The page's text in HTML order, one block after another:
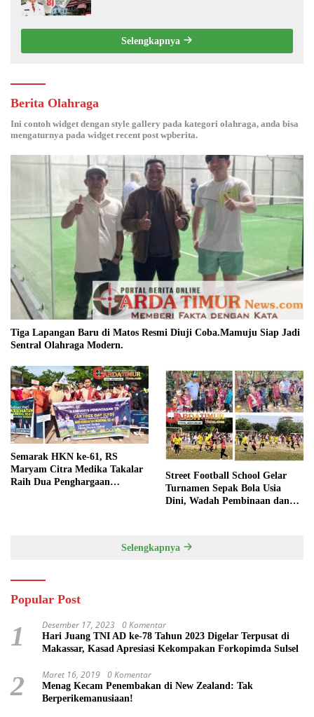
Selengkapnya
Berita Olahraga
Ini contoh widget dengan style gallery pada kategori olahraga, anda bisa
mengaturnya pada widget recent post wpberita.
Tiga Lapangan Baru di Matos Resmi Diuji Coba.Mamuju Siap Jadi
Sentral Olahraga Modern.
Semarak HKN ke-61, RS
Maryam Citra Medika Takalar
Raih Dua Penghargaan
Street Football School Gelar
Turnamen Sepak Bola Usia
Dini, Wadah Pembinaan dan
Selengkapnya
Popular Post
1 Desember 17, 2023 0 Komentar
Hari Juang TNI AD ke-78 Tahun 2023 Digelar Terpusat di
Makassar, Kasad Apresiasi Kekompakan Forkopimda Sulsel
2 Maret 16, 2019 0 Komentar
Menag Kecam Penembakan di New Zealand: Tak
Berperikemanusiaan!